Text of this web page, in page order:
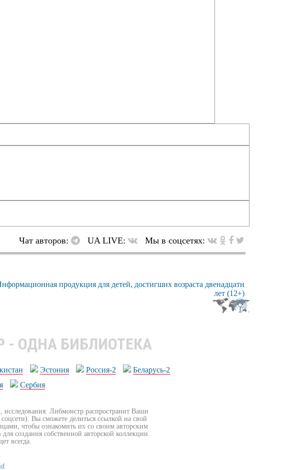
Чат авторов: UA LIVE: Мы в соцсетях:
ОДНА БИБЛИОТЕКА
Эстония Россия-2
Беларусь-2
Сербия
исследования. Либмонстр распространит Ваши
Вы сможете делиться ссылкой на свой
чтобы ознакомить их со своим авторским
создания собственной авторской коллекции.
всегда.